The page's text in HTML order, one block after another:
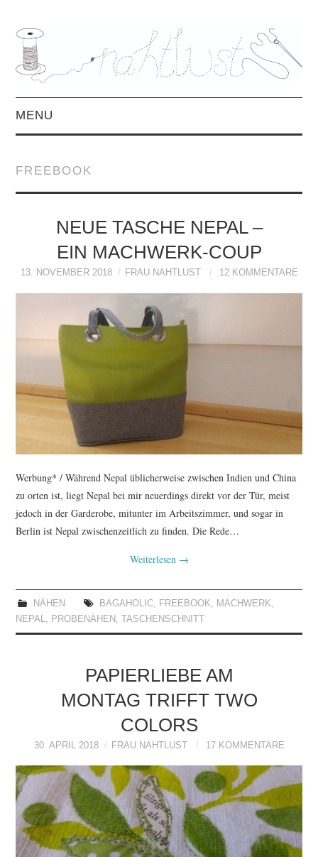
MENU
MITTWOCHSMIX &
INTERVIEWS
FREEBOOKS &
TUTORIALS
WORKSHOPS
PAPIERLIEBE AM
MONTAG
IMPRESSUM
DATENSCHUTZ
FREEBOOK
NEUE TASCHE NEPAL –
EIN MACHWERK-COUP
13. NOVEMBER 2018 FRAU NAHTLUST 12 KOMMENTARE
Werbung* / Während Nepal üblicherweise zwischen Indien und China
zu orten ist, liegt Nepal bei mir neuerdings direkt vor der Tür, meist
jedoch in der Garderobe, mitunter im Arbeitszimmer, und sogar in
Berlin ist Nepal zwischenzeitlich zu finden. Die Rede…
Weiterlesen →
NÄHEN BAGAHOLIC, FREEBOOK MACHWERK
NEPAL
PROBENÄHEN ,TASCHENSCHNITT
PAPIERLIEBE AM
MONTAG TRIFFT TWO
COLORS
30. APRIL 2018 FRAU NAHTLUST 17 KOMMENTARE